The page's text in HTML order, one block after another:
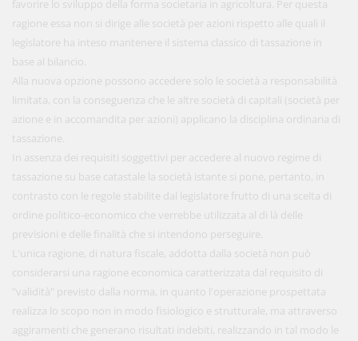
favorire lo sviluppo della forma societaria in agricoltura. Per questa
ragione essa non si dirige alle società per azioni rispetto alle quali il
legislatore ha inteso mantenere il sistema classico di tassazione in
base al bilancio.
Alla nuova opzione possono accedere solo le società a responsabilità
limitata, con la conseguenza che le altre società di capitali (società per
azione e in accomandita per azioni) applicano la disciplina ordinaria di
tassazione.
In assenza dei requisiti soggettivi per accedere al nuovo regime di
tassazione su base catastale la società istante si pone, pertanto, in
contrasto con le regole stabilite dal legislatore frutto di una scelta di
ordine politico-economico che verrebbe utilizzata al di là delle
previsioni e delle finalità che si intendono perseguire.
L'unica ragione, di natura fiscale, addotta dalla società non può
considerarsi una ragione economica caratterizzata dal requisito di
"validità" previsto dalla norma, in quanto l'operazione prospettata
realizza lo scopo non in modo fisiologico e strutturale, ma attraverso
aggiramenti che generano risultati indebiti, realizzando in tal modo le